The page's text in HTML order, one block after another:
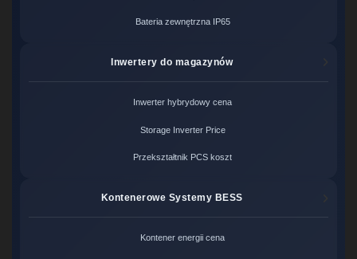
Bateria zewnętrzna IP65
Inwertery do magazynów
Inwerter hybrydowy cena
Storage Inverter Price
Przekształtnik PCS koszt
Kontenerowe Systemy BESS
Kontener energii cena